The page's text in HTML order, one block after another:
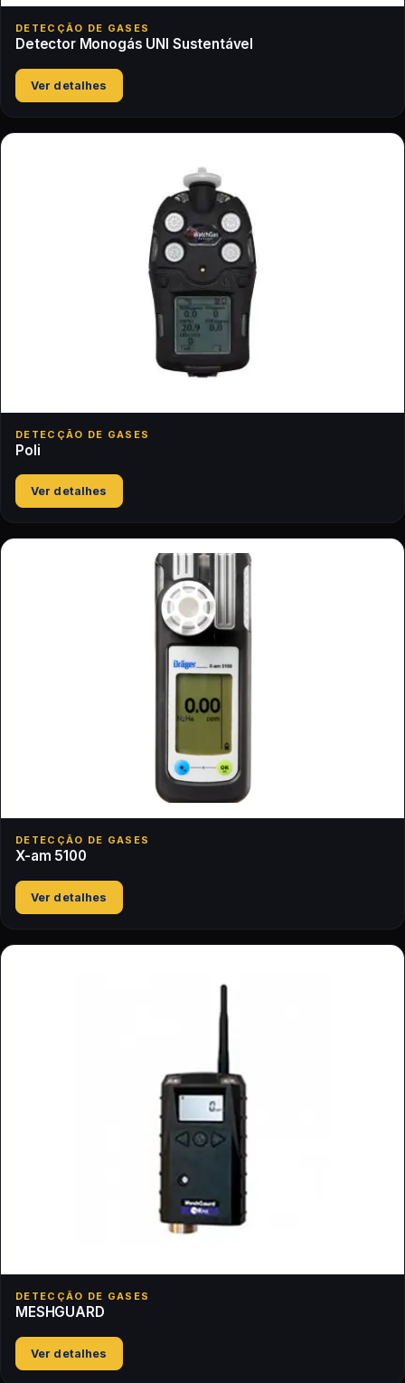
DETECÇÃO DE GASES
Detector Monogás UNI Sustentável
Ver detalhes
DETECÇÃO DE GASES
Poli
Ver detalhes
DETECÇÃO DE GASES
X-am 5100
Ver detalhes
DETECÇÃO DE GASES
MESHGUARD
Ver detalhes